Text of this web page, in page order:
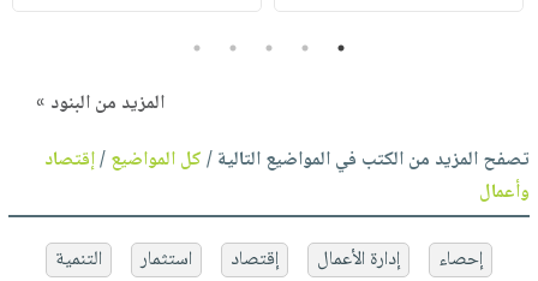
1
2
3
4
5
المزيد من البنود »
تصفح المزيد من الكتب في المواضيع التالية /كل المواضيع/إقتصاد
وأعمال
إحصاء إدارة الأعمال إقتصاد استثمار
التنمية